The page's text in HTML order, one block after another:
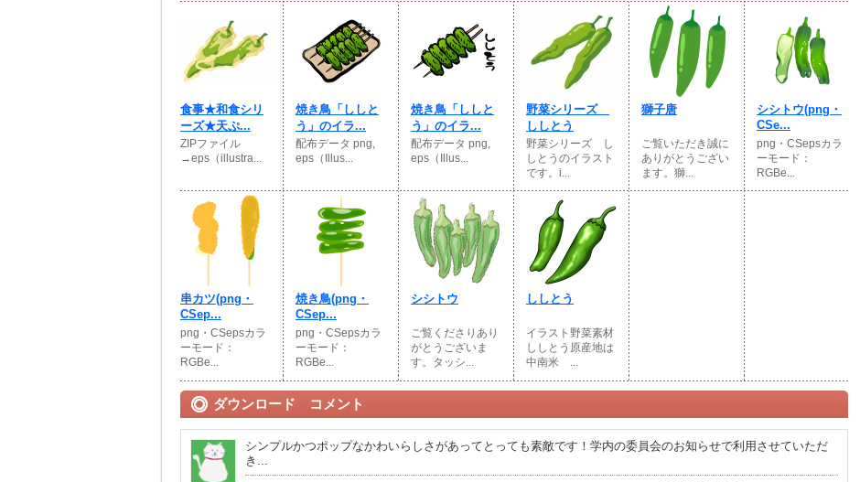
食事★和食シリ
ーズ★天ぷ...
ZIPファイル
→eps（illustra...
焼き鳥「ししと
う」のイラ...
配布データ png,
eps（Illus...
焼き鳥「ししと
う」のイラ...
配布データ png,
eps（Illus...
野菜シリーズ
ししとう
野菜シリーズ し
しとうのイラスト
です。i...
獅子唐
ご覧いただき誠に
ありがとうござい
ます。獅...
シシトウ(png・
CSe...
png・CSepsカラ
ーモード：
RGBe...
串カツ(png・
CSep...
png・CSepsカラ
ーモード：
RGBe...
焼き鳥(png・
CSep...
png・CSepsカラ
ーモード：
RGBe...
シシトウ
ご覧くださりあり
がとうございま
す。タッシ...
ししとう
イラスト野菜素材
ししとう原産地は
中南米 ...
ダウンロード コメント
シンプルかつポップなかわいらしさがあってとっても素敵です！学内の委員会のお知らせで利用させていただ
き...